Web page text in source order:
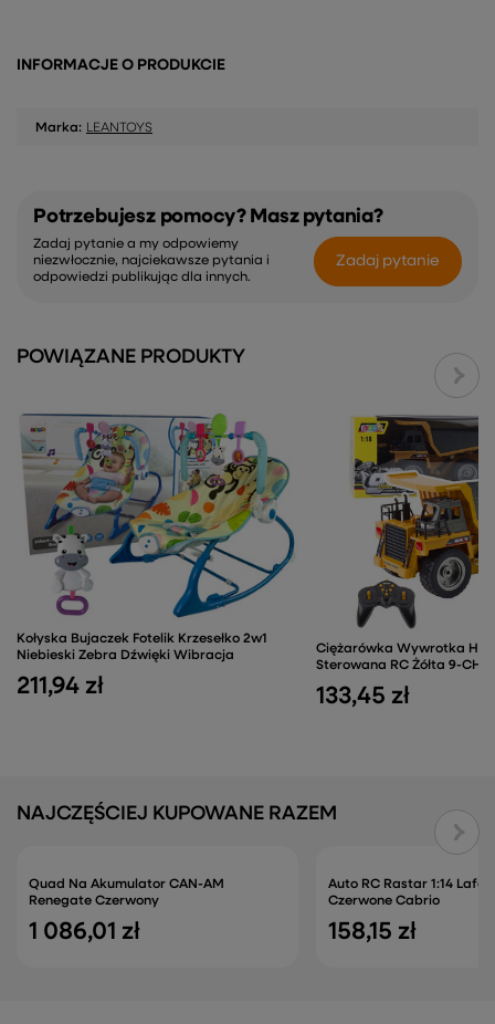
INFORMACJE O PRODUKCIE
Marka: LEANTOYS
Potrzebujesz pomocy? Masz pytania?
Zadaj pytanie a my odpowiemy
niezwłocznie, najciekawsze pytania i
odpowiedzi publikując dla innych.
Zadaj pytanie
POWIĄZANE PRODUKTY
Kołyska Bujaczek Fotelik Krzesełko 2w1
Niebieski Zebra Dźwięki Wibracja
211,94 zł
Ciężarówka Wywrotka
Sterowana RC Żółta 9-CH
133,45 zł
NAJCZĘŚCIEJ KUPOWANE RAZEM
Quad Na Akumulator CAN-AM
Renegate Czerwony
1 086,01 zł
Auto RC Rastar 1:14
Czerwone Cabrio
158,15 zł